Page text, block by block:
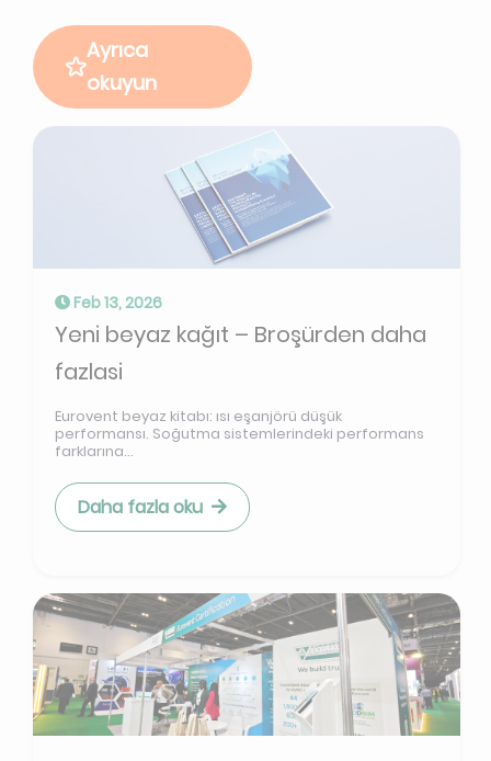
Ayrıca
okuyun
Feb 13, 2026
Yeni beyaz kağıt – Broşürden daha
fazlasi
Eurovent beyaz kitabı: ısı eşanjörü düşük
performansı. Soğutma sistemlerindeki performans
farklarına...
Daha fazla oku